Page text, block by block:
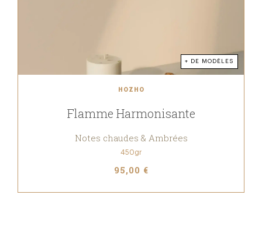
+ DE MODÈLES
HOZHO
Flamme Harmonisante
Notes chaudes & Ambrées
450gr
95,00 €